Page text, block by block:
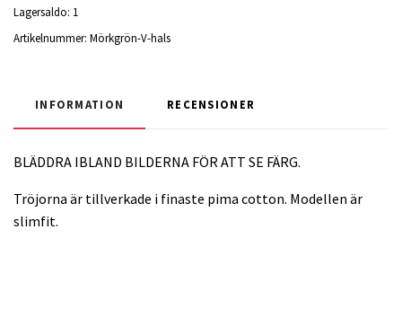
Lagersaldo: 1
Artikelnummer: Mörkgrön-V-hals
INFORMATION RECENSIONER
BLÄDDRA IBLAND BILDERNA FÖR ATT SE FÄRG.
Tröjorna är tillverkade i finaste pima cotton. Modellen är
slimfit.